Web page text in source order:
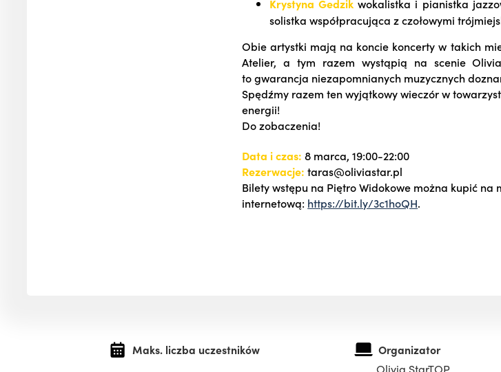
Krystyna Gedzik wokalistka i pianistka
solistka współpracująca z czołowymi
Obie artystki mają na koncie koncerty w takich
Atelier, a tym razem wystąpią na scenie
to gwarancja niezapomnianych muzycznych
Spędźmy razem ten wyjątkowy wieczór w
energii!
Do zobaczenia!
Data i czas: 8 marca, 19:00-22:00
Rezerwacje: taras@oliviastar.pl
Bilety wstępu na Piętro Widokowe można kupić na
internetową: https://bit.ly/3c1hoQH.
Maks. liczba uczestników
Organizator
Olivia StarTOP